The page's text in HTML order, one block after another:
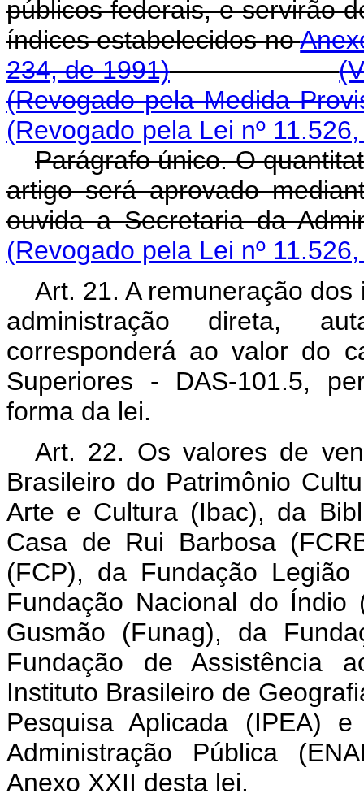
públicos federais, e servirão
índices estabelecidos no
234, de 1991)
(Revogado pela Medida
(Revogado pela Lei nº
Parágrafo único. O
artigo será aprovado
ouvida a Secretaria da
(Revogado pela Lei nº
Art. 21. A remuneração
administração direta,
corresponderá ao valor do
Superiores - DAS-101.5,
forma da lei.
Art. 22. Os valores de
Brasileiro do Patrimônio
Arte e Cultura (Ibac), da
Casa de Rui Barbosa
(FCP), da Fundação
Fundação Nacional do Índio
Gusmão (Funag), da
Fundação de Assistência
Instituto Brasileiro de
Pesquisa Aplicada (IPEA)
Administração Pública
Anexo XXII desta lei.